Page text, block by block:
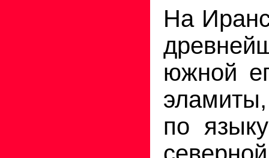
На
южной
по